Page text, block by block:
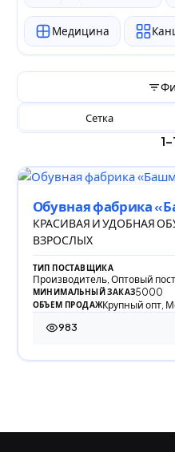
Медицина
Сетка
Обувная фабрика
КРАСИВАЯ И УДОБНАЯ
ВЗРОСЛЫХ
ТИП ПОСТАВЩИКА
Производитель, Оптовый
МИНИМАЛЬНЫЙ ЗАКАЗ5000
ОБЪЕМ ПРОДАЖКрупный опт,
983
983 просмотра